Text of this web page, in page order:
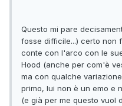
Questo mi pare
fosse difficile...) certo non
conte con l'arco con le
Hood (anche per com'è
ma con qualche
primo, lui non è un emo e
(e già per me questo vuol